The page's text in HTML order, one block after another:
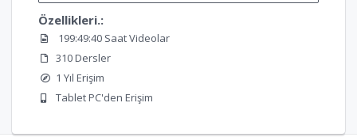
Özellikleri.:
199:49:40 Saat Videolar
310 Dersler
1 Yıl Erişim
Tablet PC'den Erişim